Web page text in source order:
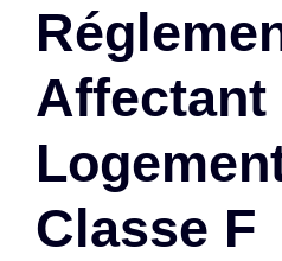
Affectant
Classe F